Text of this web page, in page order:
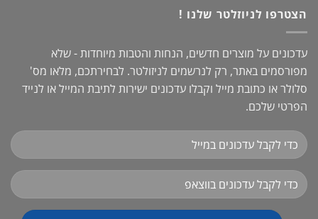
הצטרפו לניוזלטר שלנו !
עדכונים על מוצרים חדשים, הנחות והטבות מיוחדות - שלא
מפורסמים באתר, רק לנרשמים לניזולטר. לבחירתכם, מלאו מס'
סלולר או כתובת מייל וקבלו עדכונים ישירות לתיבת המייל או לנייד
הפרטי שלכם.